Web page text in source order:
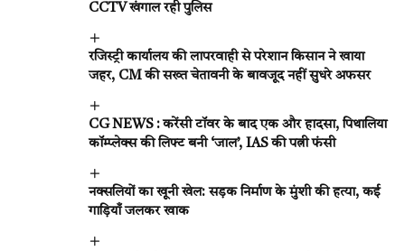
CCTV खंगाल रही पुलिस
रजिस्ट्री कार्यालय की लापरवाही से परेशान किसान ने खाया
जहर, CM की सख्त चेतावनी के बावजूद नहीं सुधरे अफसर
CG NEWS : करेंसी टॉवर के बाद एक और हादसा, पिथालिया
कॉम्प्लेक्स की लिफ्ट बनी ‘जाल’, IAS की पत्नी फंसी
नक्सलियों का खूनी खेल: सड़क निर्माण के मुंशी की हत्या, कई
गाड़ियाँ जलकर खाक